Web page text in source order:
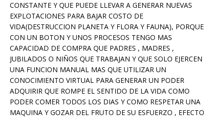
CONSTANTE Y QUE PUEDE LLEVAR A GENERAR NUEVAS
EXPLOTACIONES PARA BAJAR COSTO DE
VIDA(DESTRUCCION PLANETA Y FLORA Y FAUNA), PORQUE
CON UN BOTON Y UNOS PROCESOS TENGO MAS
CAPACIDAD DE COMPRA QUE PADRES , MADRES ,
JUBILADOS O NIÑOS QUE TRABAJAN Y QUE SOLO EJERCEN
UNA FUNCION MANUAL MAS QUE UTILIZAR UN
CONOCIMIENTO VIRTUAL PARA GENERAR UN PODER
ADQUIRIR QUE ROMPE EL SENTIDO DE LA VIDA COMO
PODER COMER TODOS LOS DIAS Y COMO RESPETAR UNA
MAQUINA Y GOZAR DEL FRUTO DE SU ESFUERZO , EFECTO